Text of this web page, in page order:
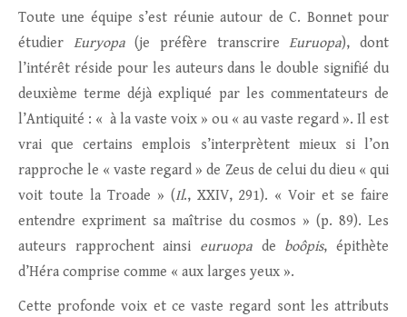
Toute une équipe s’est réunie autour de C. Bonnet pour
étudier Euryopa(je préfère transcrireEuruopa), dont
l’intérêt réside pour les auteurs dans le double signifié du
deuxième terme déjà expliqué par les commentateurs de
l’Antiquité : « à la vaste voix » ou « au vaste regard ». Il est
vrai que certains emplois s’interprètent mieux si l’on
rapproche le « vaste regard » de Zeus de celui du dieu « qui
voit toute la Troade » (Il., XXIV, 291). « Voir et se faire
entendre expriment sa maîtrise du cosmos » (p. 89). Les
auteurs rapprochent ainsi euruopa de boôpis, épithète
d’Héra comprise comme « aux larges yeux ».
Cette profonde voix et ce vaste regard sont les attributs